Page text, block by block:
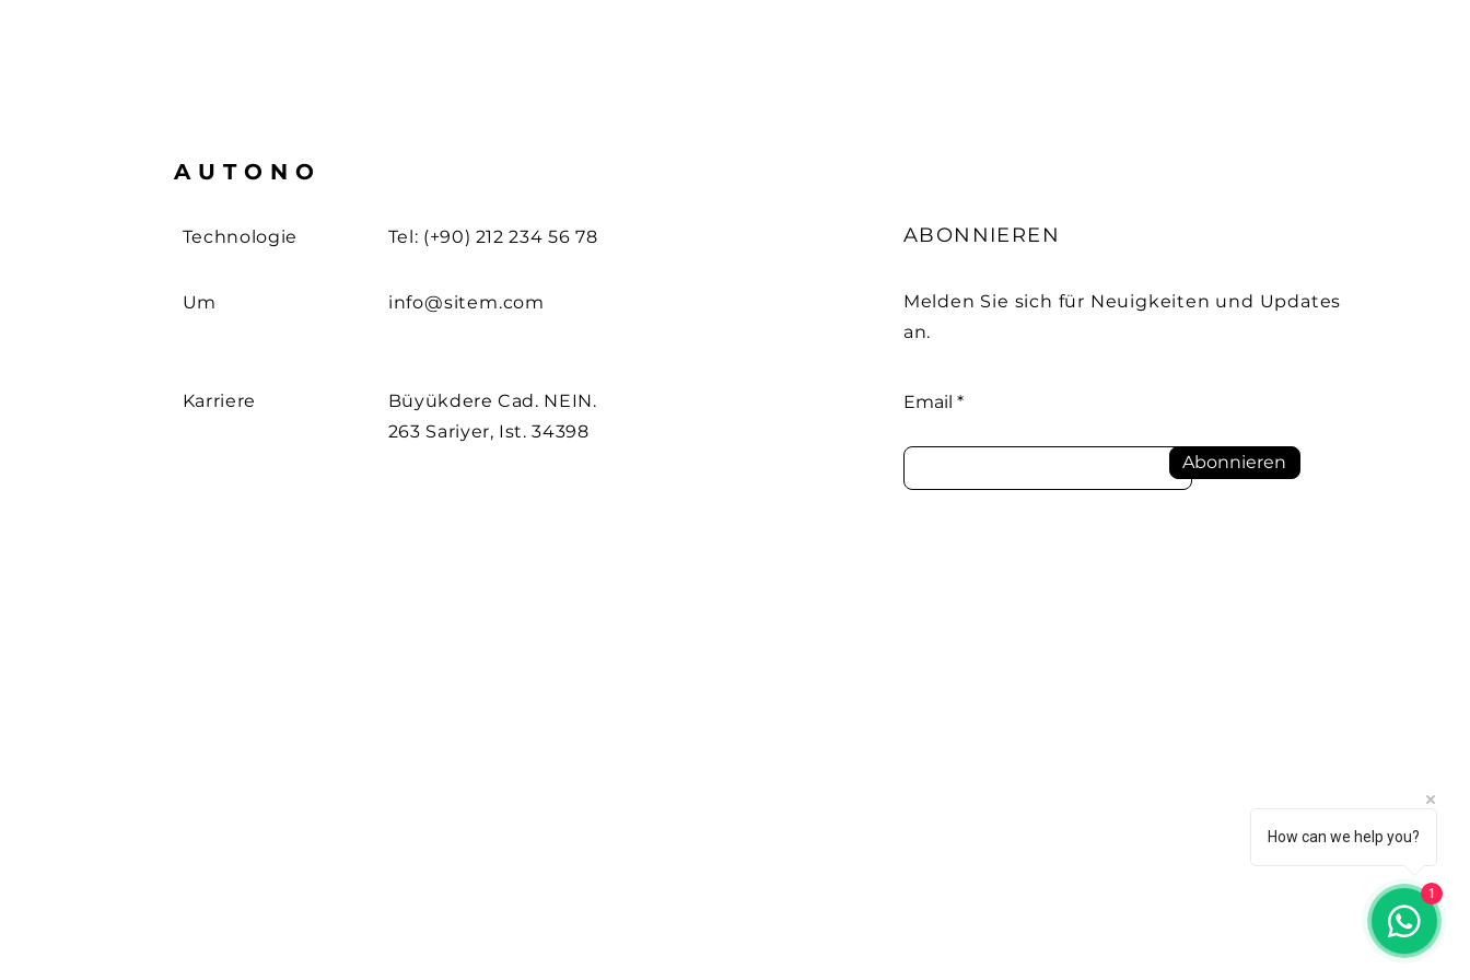
AUTONO
Technologie Tel: (+90) 212 234 56 78
Um info@sitem.com
Karriere
Büyükdere Cad. NEIN.
263 Sariyer, Ist. 34398
ABONNIEREN
Melden Sie sich für Neuigkeiten und Updates
an.
Email
Abonnieren
How can we help you?
1